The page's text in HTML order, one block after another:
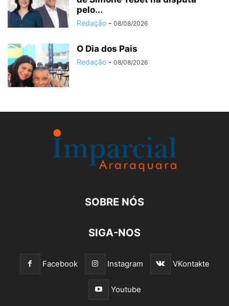
pelo...
Redação - 08/08/2026
O Dia dos Pais
Redação - 08/08/2026
SOBRE NÓS
SIGA-NOS
Facebook Instagram VKontakte
Youtube